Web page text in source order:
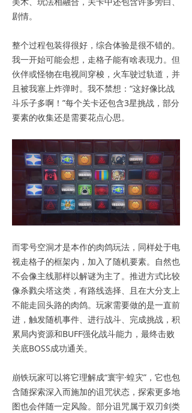
剧情。
整个过程包装得很好，综合体验是很不错的。
我一开始可能会想，走格子能有啥表现力。但
伙伴或怪物在电视间穿梭，火车驶过轨道，并
且被我塞上炸弹时。我不禁想：“这好像比战
斗乐子多啊！”每个关卡还包含3星挑战，部分
要素的收集还是需要花点心思。
而零号空洞才是本作的肉鸽玩法，同样处于电
视走格子的框架内，加入了随机要素。自然也
不会像主线那样以解谜为主了。推进方式比较
像杀戮尖塔这类，有路线选择、且在大分支上
不能走回头路的肉鸽。玩家需要做的是一直前
进，触发随机事件、进行战斗、完成挑战，积
累局内资源和BUFF强化战斗能力，最终击败
关底BOSS成功通关。
崩铁玩家可以将它理解成“寰宇·蝗灾”，它也包
含随探索深入而施加的诅咒状态，探索更多地
图也会伴随一定风险。部分诅咒属于双刃剑类